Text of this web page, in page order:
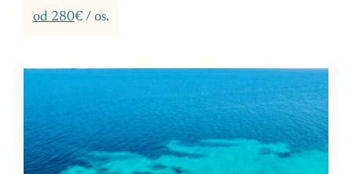
od 280€ / os.